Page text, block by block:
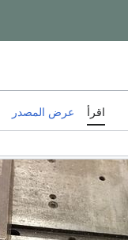
اقرأ عرض المصدر